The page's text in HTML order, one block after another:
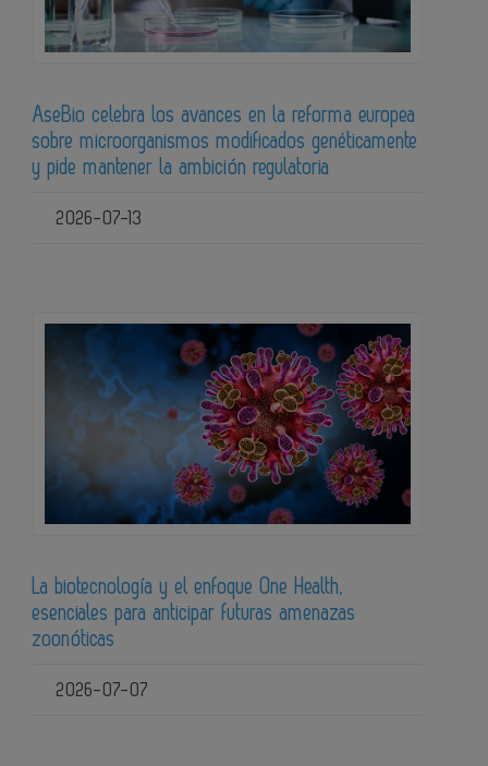
AseBio celebra los avances en la reforma europea
sobre microorganismos modificados genéticamente
y pide mantener la ambición regulatoria
2026-07-13
La biotecnología y el enfoque One Health,
esenciales para anticipar futuras amenazas
zoonóticas
2026-07-07